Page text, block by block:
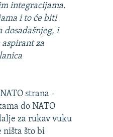
integracijama.
i to će biti
dosadašnjeg, i
za
strana -
do NATO
za rukav vuku
ništa što bi